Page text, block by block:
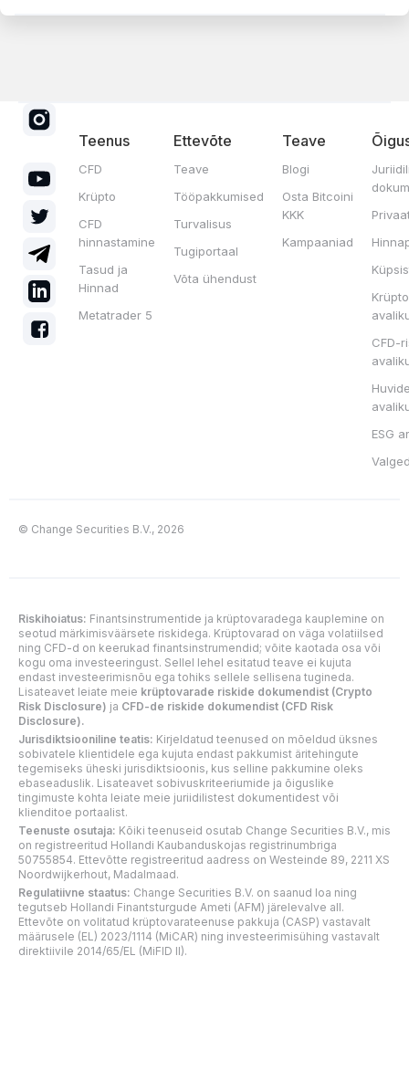
Teenus
CFD
Krüpto
CFD
hinnastamine
Tasud ja
Hinnad
Metatrader 5
Ettevõte
Teave
Tööpakkumised
Turvalisus
Tugiportaal
Võta ühendust
Teave
Blogi
Osta Bitcoini
KKK
Kampaaniad
CFD-
ESG
© Change Securities B.V., 2026
Riskihoiatus: Finantsinstrumentide ja krüptovaradega kauplemine on
seotud märkimisväärsete riskidega. Krüptovarad on väga volatiilsed
ning CFD-d on keerukad finantsinstrumendid; võite kaotada osa või
kogu oma investeeringust. Sellel lehel esitatud teave ei kujuta
endast investeerimisnõu ega tohiks sellele sellisena tugineda.
Lisateavet leiate meie krüptovarade riskide dokumendist (Crypto
Risk Disclosure) ja CFD-de riskide dokumendist (CFD Risk
Disclosure).
Jurisdiktsiooniline teatis: Kirjeldatud teenused on mõeldud üksnes
sobivatele klientidele ega kujuta endast pakkumist äritehingute
tegemiseks üheski jurisdiktsioonis, kus selline pakkumine oleks
ebaseaduslik. Lisateavet sobivuskriteeriumide ja õiguslike
tingimuste kohta leiate meie juriidilistest dokumentidest või
klienditoe portaalist.
Teenuste osutaja: Kõiki teenuseid osutab Change Securities B.V., mis
on registreeritud Hollandi Kaubanduskojas registrinumbriga
50755854. Ettevõtte registreeritud aadress on Westeinde 89, 2211 XS
Noordwijkerhout, Madalmaad.
Regulatiivne staatus: Change Securities B.V. on saanud loa ning
tegutseb Hollandi Finantsturgude Ameti (AFM) järelevalve all.
Ettevõte on volitatud krüptovarateenuse pakkuja (CASP) vastavalt
määrusele (EL) 2023/1114 (MiCAR) ning investeerimisühing vastavalt
direktiivile 2014/65/EL (MiFID II).